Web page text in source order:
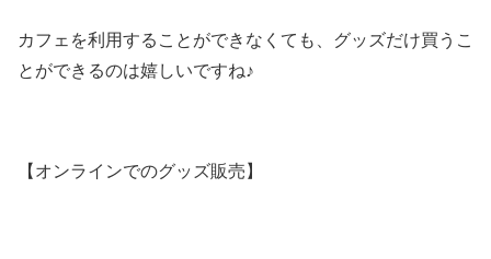
カフェを利用することができなくても、グッズだけ買うこ
とができるのは嬉しいですね♪
【オンラインでのグッズ販売】